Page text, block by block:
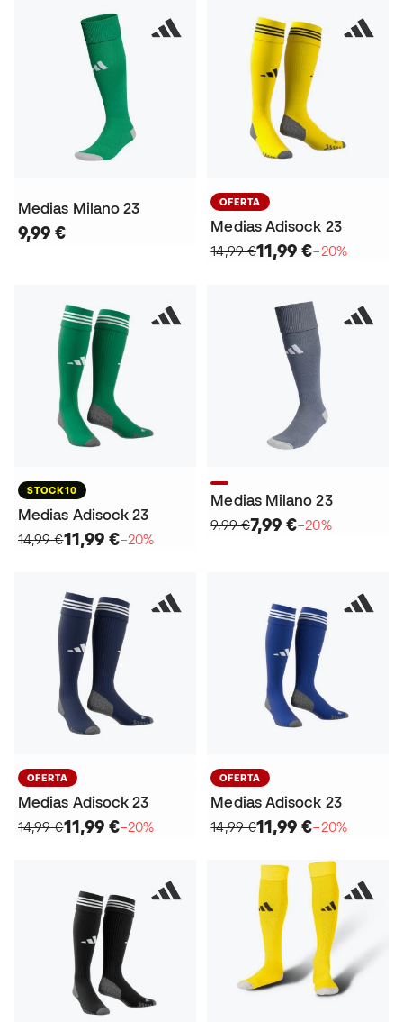
Medias Milano 23
9,99 €
OFERTA
Medias Adisock 23
14,99 €11,99 €−20%
STOCK10
Medias Adisock 23
14,99 €11,99 €−20%
Medias Milano 23
9,99 €7,99 €−20%
OFERTA
Medias Adisock 23
14,99 €11,99 €−20%
OFERTA
Medias Adisock 23
14,99 €11,99 €−20%